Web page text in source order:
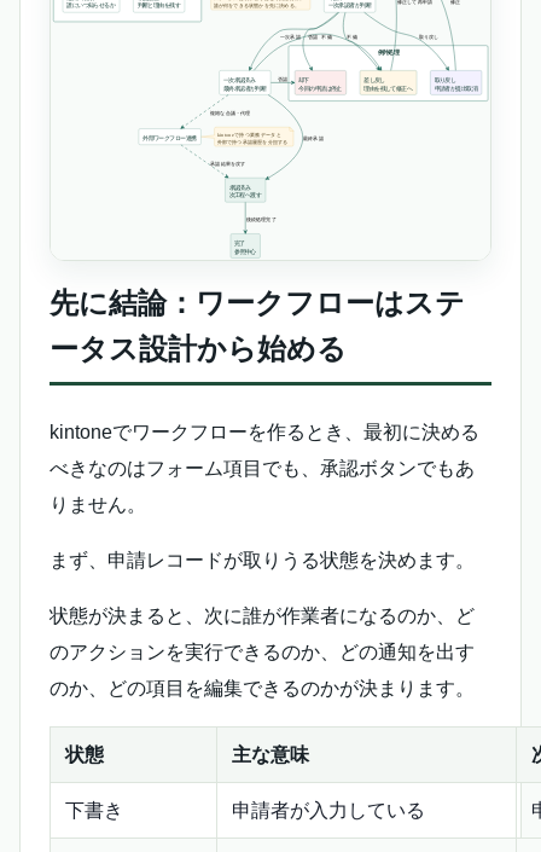
先に結論：ワークフローはステ
ータス設計から始める
kintoneでワークフローを作るとき、最初に決める
べきなのはフォーム項目でも、承認ボタンでもあ
りません。
まず、申請レコードが取りうる状態を決めます。
状態が決まると、次に誰が作業者になるのか、ど
のアクションを実行できるのか、どの通知を出す
のか、どの項目を編集できるのかが決まります。
状態 主な意味
下書き 申請者が入力している